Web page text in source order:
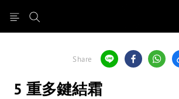
Share
5 重多鍵結霜